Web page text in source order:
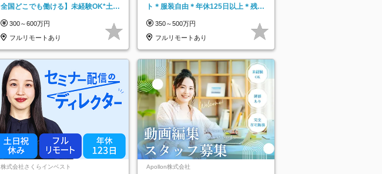
全国どこでも働ける】未経験OK*土日
300～600万円
フルリモートあり
ト＊服装自由＊年休125日以上＊残業
350～500万円
フルリモートあり
株式会社さくらインベスト Apollon株式会社